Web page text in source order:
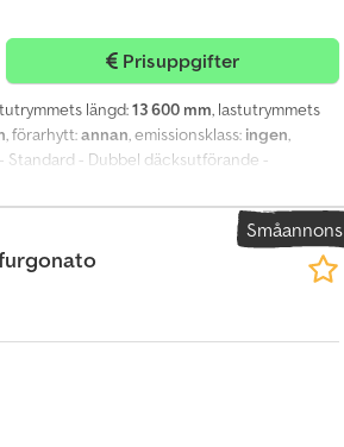
Prisuppgifter
längd:13 600 mm, lastutrymmets
, förarhytt:annan, emissionsklass: ingen,
Standard - Dubbel däcksutförande -
Exportpris! Dkjdpfx Amswag Dvobor Fel
affärsrelationer över hela världen. Både
av användningsort. Yourtrucks
Informationen är avsedd som icke-
är avgörande. Ändringar, fel, skrivfel
?? ???? - Vi talar polska - Vi talar spanska
Småannons